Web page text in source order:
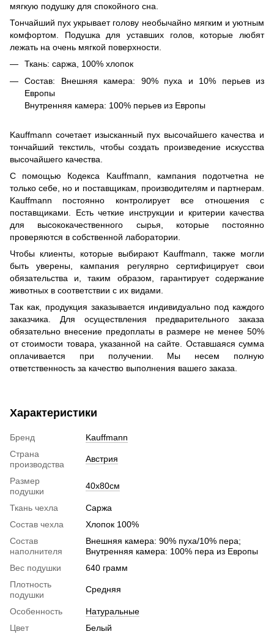
мягкую подушку для спокойного сна.
Тончайший пух укрывает голову необычайно мягким и уютным
комфортом. Подушка для уставших голов, которые любят
лежать на очень мягкой поверхности.
Ткань: саржа, 100% хлопок
Состав: Внешняя камера: 90% пуха и 10% перьев из
Европы
Внутренняя камера: 100% перьев из Европы
Kauffmann сочетает изысканный пух высочайшего качества и
тончайший текстиль, чтобы создать произведение искусства
высочайшего качества.
С помощью Кодекса Kauffmann, кампания подотчетна не
только себе, но и поставщикам, производителям и партнерам.
Kauffmann постоянно контролирует все отношения с
поставщиками. Есть четкие инструкции и критерии качества
для высококачественного сырья, которые постоянно
проверяются в собственной лаборатории.
Чтобы клиенты, которые выбирают Kauffmann, также могли
быть уверены, кампания регулярно сертифицирует свои
обязательства и, таким образом, гарантирует содержание
животных в соответствии с их видами.
Так как, продукция заказывается индивидуально под каждого
заказчика. Для осуществления предварительного заказа
обязательно внесение предоплаты в размере не менее 50%
от стоимости товара, указанной на сайте. Оставшаяся сумма
оплачивается при получении. Мы несем полную
ответственность за качество выполнения вашего заказа.
Характеристики
Бренд
Kauffmann
Страна
производства
Австрия
Размер
подушки
40х80см
Ткань чехла
Саржа
Состав чехла
Хлопок 100%
Состав
наполнителя
Внешняя камера: 90% пуха/10% пера;
Внутренняя камера: 100% пера из Европы
Вес подушки
640 грамм
Плотность
подушки
Средняя
Особенность
Натуральные
Цвет
Белый